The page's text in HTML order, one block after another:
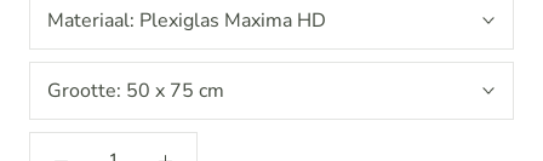
Materiaal: Plexiglas Maxima HD
Grootte: 50 x 75 cm